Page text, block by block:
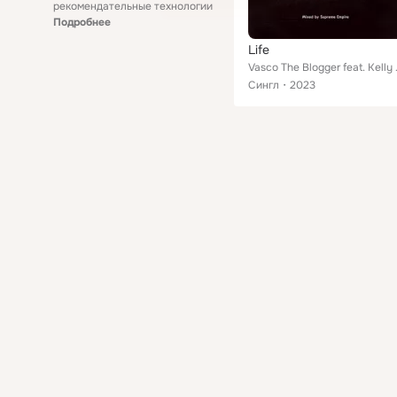
рекомендательные технологии
Подробнее
Life
Vasco
Сингл
2023